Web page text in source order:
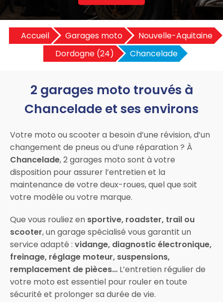
Accueil Garages moto
Nouvelle-Aquitaine
Dordogne (24)
Chancelade
2 garages moto trouvés à
Chancelade et ses environs
Votre moto ou scooter a besoin d’une révision, d’un
changement de pneus ou d’une réparation ? À
Chancelade, 2 garages moto sont à votre
disposition pour assurer l’entretien et la
maintenance de votre deux-roues, quel que soit
votre modèle ou votre marque.
Que vous rouliez en sportive, roadster, trail ou
scooter, un garage spécialisé vous garantit un
service adapté : vidange, diagnostic électronique,
freinage, réglage moteur, suspensions,
remplacement de pièces… L’entretien régulier de
votre moto est essentiel pour rouler en toute
sécurité et prolonger sa durée de vie.